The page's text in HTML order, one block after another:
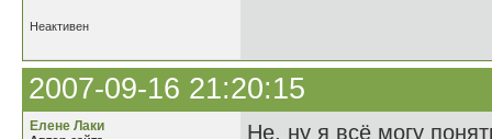
Неактивен
2007-09-16 21:20:15
Елене Лаки Не, ну я всё могу